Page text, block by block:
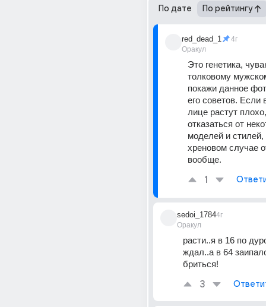
По дате По рейтингу
red_dead_1
Оракул
4г
Это генетика,
толковому
покажи данное
его советов. Если
лице растут
отказаться от
моделей и стилей,
хреновом случае
вообще.
1
sedoi_1784
Оракул
4г
расти..я в 16 по
ждал..а в 64
бриться!
3